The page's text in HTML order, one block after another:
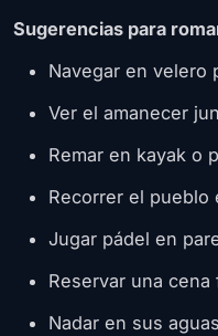
Sugerencias para
Navegar en velero
Ver el amanecer
Remar en kayak o
Recorrer el pueblo
Jugar pádel en
Reservar una
Nadar en sus